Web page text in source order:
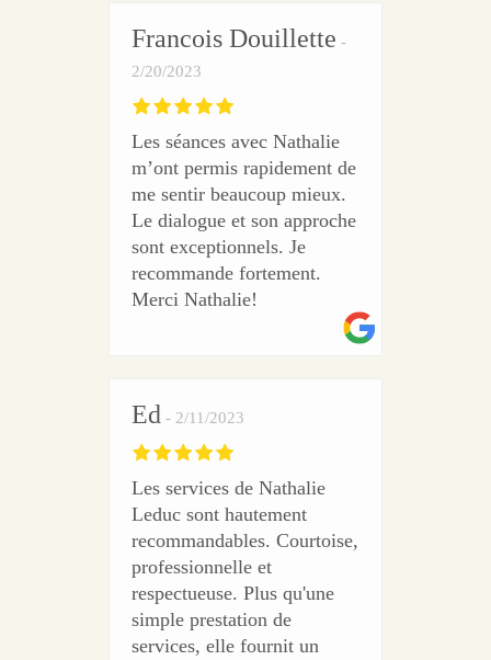
Francois Douillette
2/20/2023
Les séances avec Nathalie
m’ont permis rapidement de
me sentir beaucoup mieux.
Le dialogue et son approche
sont exceptionnels. Je
recommande fortement.
Merci Nathalie!
Ed 2/11/2023
Les services de Nathalie
Leduc sont hautement
recommandables. Courtoise,
professionnelle et
respectueuse. Plus qu'une
simple prestation de
services, elle fournit un